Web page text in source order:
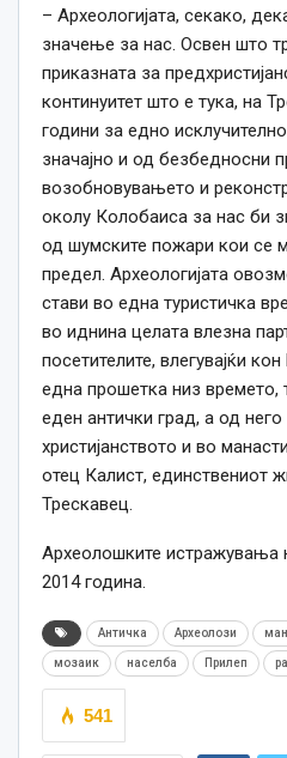
– Археологијата, секако,
значење за нас. Освен што
приказната за
континуитет што е тука, на
години за едно
значајно и од безбедносни
возобновувањето и
околу Колобаиса за нас би
од шумските пожари кои се
предел. Археологијата
стави во една туристичка
во иднина целата влезна
посетителите, влегувајќи
една прошетка низ времето,
еден антички град, а од него
христијанството и во
отец Калист, единствениот
Трескавец.
Археолошките истражувања
2014година.
Античка Археолози
мозаик населба Прилеп
541